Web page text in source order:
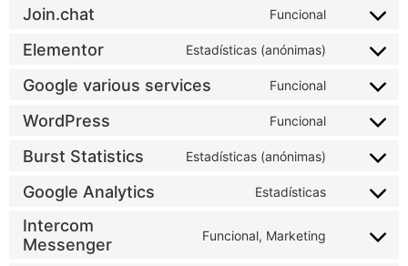
service
Join.chat Funcional
Consent
service
join.chat
Elementor Estadísticas (anónimas)
Consent
service
elementor
Google various services Funcional
Consent
service
google-
services
WordPress Funcional
Consent
service
wordpress
Burst Statistics Estadísticas (anónimas)
Consent
service
burst-
Google Analytics Estadísticas
Consent
google-
analytics
Intercom
Messenger
Funcional, Marketing
Consent